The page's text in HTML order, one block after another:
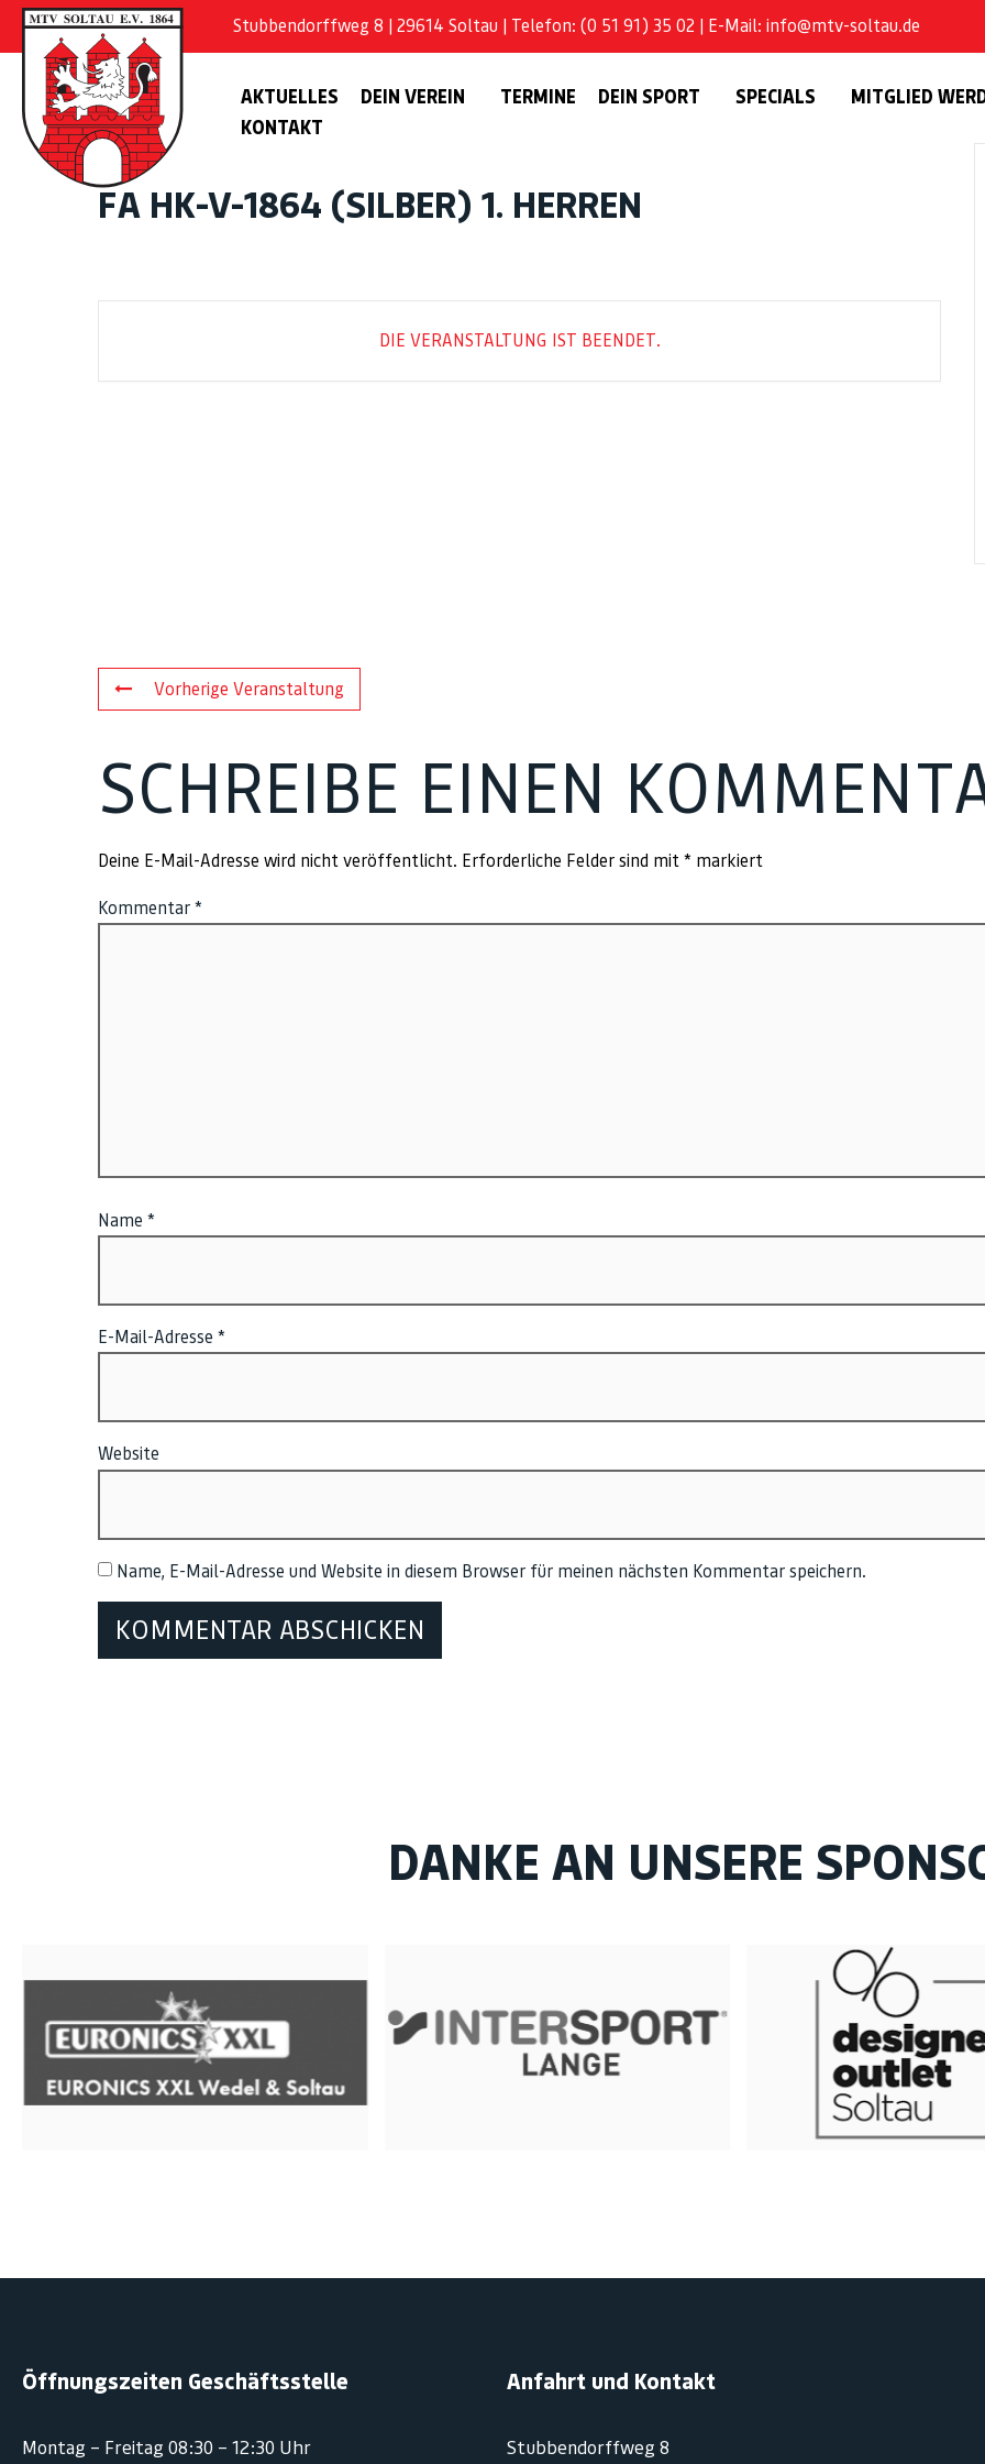
Stubbendorffweg 8 | 29614 Soltau | Telefon: (0 51 91) 35 02 | E-Mail: info@mtv-soltau.de
AKTUELLES DEIN VEREIN TERMINE DEIN SPORT SPECIALS
MITGLIED
KONTAKT
FA HK-V-1864 (SILBER) 1. HERREN
DIE VERANSTALTUNG IST BEENDET.
Vorherige Veranstaltung
SCHREIBE EINEN
Deine E-Mail-Adresse wird nicht veröffentlicht. Erforderliche Felder sind mit * markiert
Kommentar *
Name *
E-Mail-Adresse *
Website
Name, E-Mail-Adresse und Website in diesem Browser für meinen nächsten Kommentar speichern.
DANKE AN UNSERE
Öffnungszeiten Geschäftsstelle
Montag – Freitag 08:30 – 12:30 Uhr
Anfahrt und Kontakt
Stubbendorffweg 8